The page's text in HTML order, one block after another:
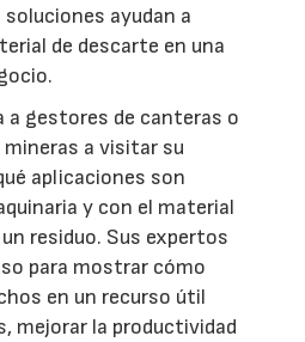
ayudan a
de descarte en una
a gestores de canteras o
a visitar su
aplicaciones son
y con el material
residuo. Sus expertos
para mostrar cómo
en un recurso útil
mejorar la productividad